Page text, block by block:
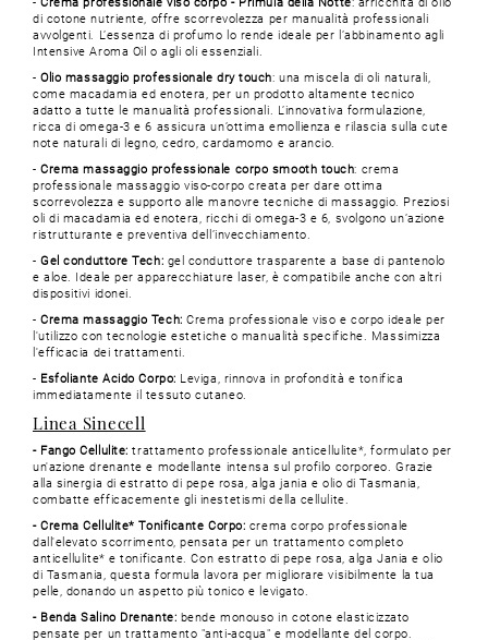
di cotone nutriente, offre scorrevolezza per manualità professionali
avvolgenti. L’essenza di profumo lo rende ideale per l’abbinamento agli
Intensive Aroma Oil o agli oli essenziali.
-Olio massaggio professionale dry touch: una miscela di oli naturali,
come macadamia ed enotera, per un prodotto altamente tecnico
adatto a tutte le manualità professionali. L’innovativa formulazione,
ricca di omega-3 e 6 assicura un’ottima emollienza e rilascia sulla cute
note naturali di legno, cedro, cardamomo e arancio.
-Crema massaggio professionale corpo smooth touch: crema
professionale massaggio viso-corpo creata per dare ottima
scorrevolezza e supporto alle manovre tecniche di massaggio. Preziosi
oli di macadamia ed enotera, ricchi di omega-3 e 6, svolgono un’azione
ristrutturante e preventiva dell’invecchiamento.
- Gel conduttore Tech: gel conduttore trasparente a base di pantenolo
e aloe. Ideale per apparecchiature laser, è compatibile anche con altri
dispositivi idonei.
-Crema massaggio Tech:Crema professionale viso e corpo ideale per
l'utilizzo con tecnologie estetiche o manualità specifiche. Massimizza
l'efficacia dei trattamenti.
- Esfoliante Acido Corpo: Leviga, rinnova in profondità e tonifica
immediatamente il tessuto cutaneo.
Linea Sinecell
- Fango Cellulite:trattamento professionale anticellulite*, formulato per
un'azione drenante e modellante intensa sul profilo corporeo. Grazie
alla sinergia di estratto di pepe rosa, alga jania e olio di Tasmania,
combatte efficacemente gli inestetismi della cellulite.
- Crema Cellulite* Tonificante Corpo: crema corpo professionale
dall'elevato scorrimento, pensata per un trattamento completo
anticellulite* e tonificante. Con estratto di pepe rosa, alga Jania e olio
di Tasmania, questa formula lavora per migliorare visibilmente la tua
pelle, donando un aspetto più tonico e levigato.
- Benda Salino Drenante: bende monouso in cotone elasticizzato
pensate per un trattamento "anti-acqua" e modellante del corpo.